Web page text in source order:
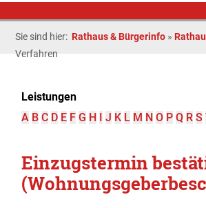
Sie sind hier: Rathaus & Bürgerinfo »
Verfahren
Leistungen
A B C D E F G H I J K L M N O P Q R S
Einzugstermin